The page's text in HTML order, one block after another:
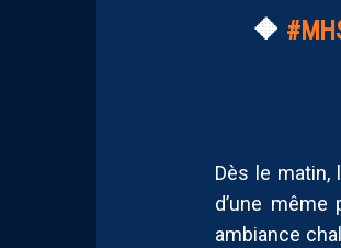
🔶
Dès le matin,
d’une
ambiance